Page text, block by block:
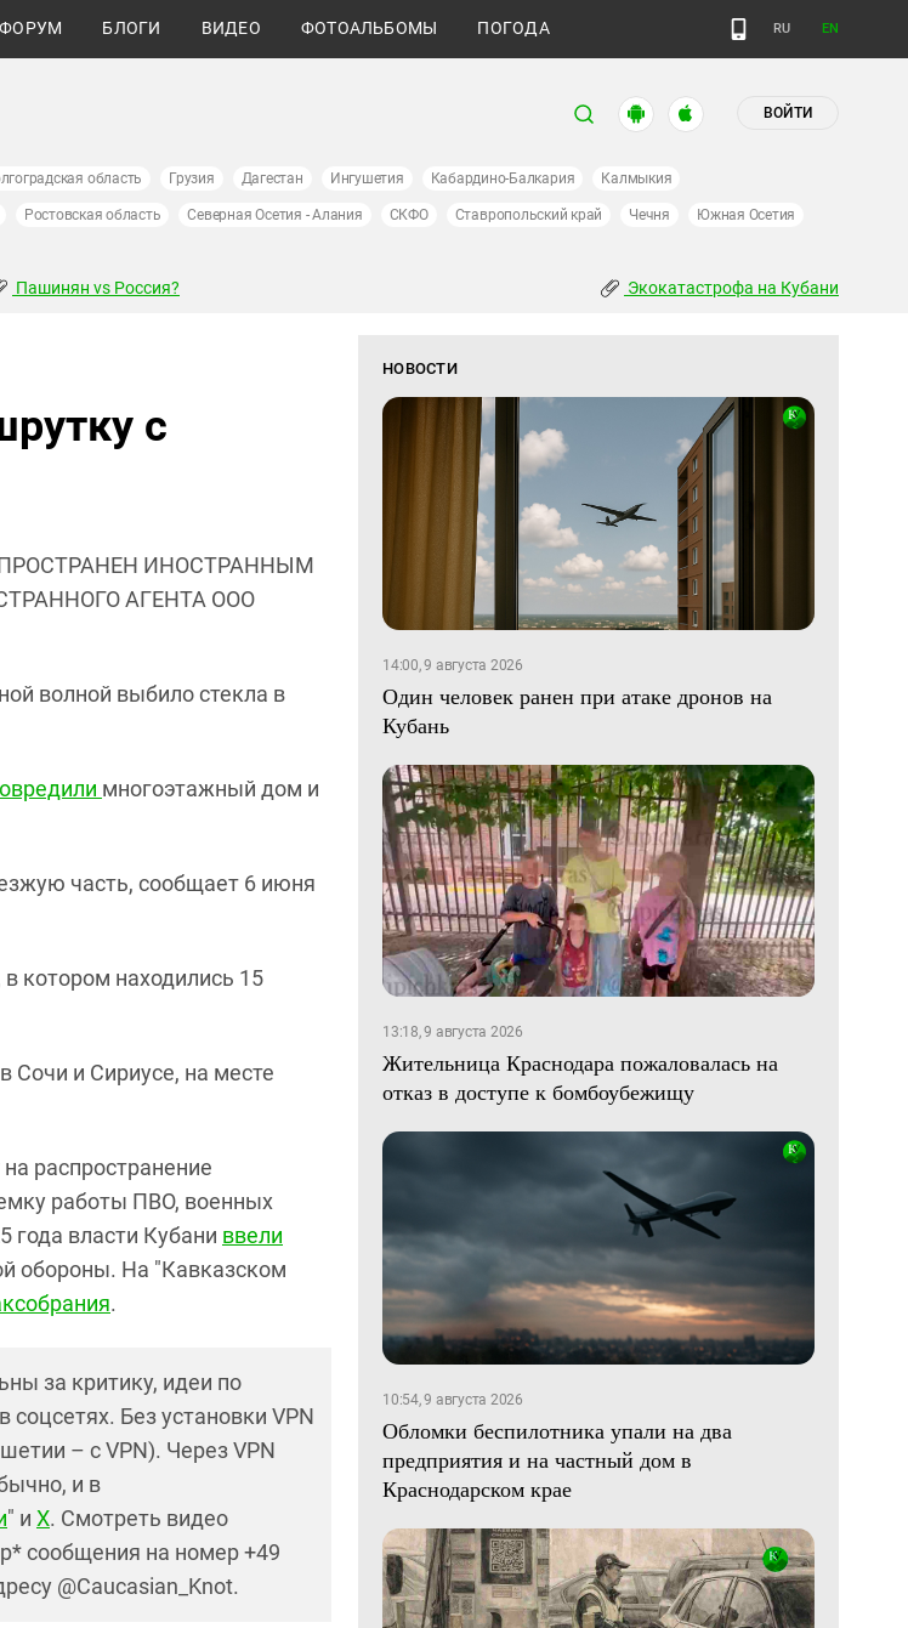
ФОРУМ БЛОГИ ВИДЕО ФОТОАЛЬБОМЫ ПОГОДА RU EN
ВОЙТИ
область Грузия Дагестан Ингушетия Кабардино-Балкария Калмыкия
Ростовская область Северная Осетия - Алания СКФО Ставропольский край Чечня Южная Осетия
Пашинян vs Россия? Экокатастрофа на Кубани
с
ИНОСТРАННЫМ
АГЕНТА ООО
волной выбило стекла в
многоэтажный дом и
часть, сообщает 6 июня
котором находились 15
и Сириусе, на месте
распространение
работы ПВО, военных
года власти Кубани ввели
обороны. На "Кавказском
.
за критику, идеи по
Без установки VPN
– с VPN). Через VPN
и в
" и X. Смотреть видео
сообщения на номер +49
@Caucasian_Knot.
НОВОСТИ
14:00, 9 августа 2026
Один человек ранен при атаке дронов на
Кубань
13:18, 9 августа 2026
Жительница Краснодара пожаловалась на
отказ в доступе к бомбоубежищу
10:54, 9 августа 2026
Обломки беспилотника упали на два
предприятия и на частный дом в
Краснодарском крае